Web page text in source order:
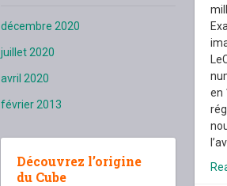
décembre 2020
juillet 2020
avril 2020
février 2013
en
Découvrez l’origine
du Cube